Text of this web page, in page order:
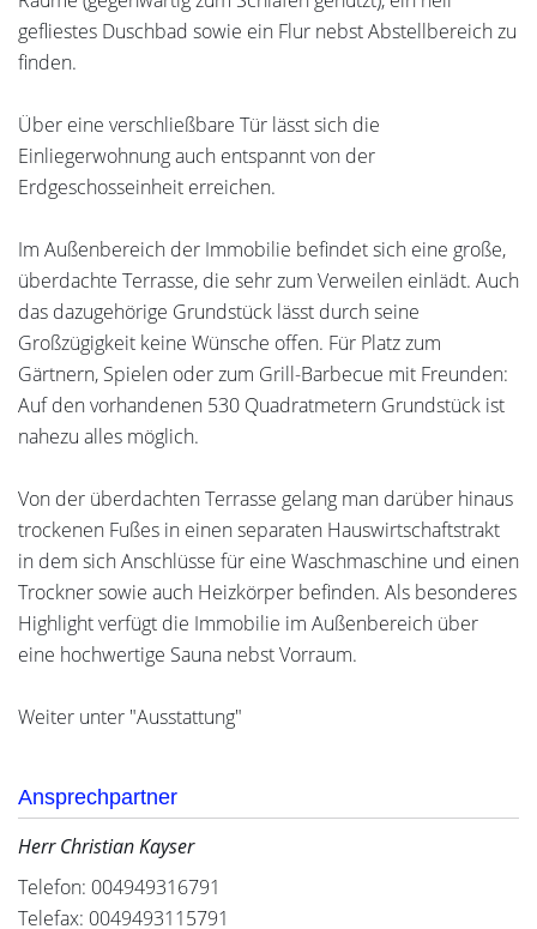
gefliestes Duschbad sowie ein Flur nebst Abstellbereich zu
finden.
Über eine verschließbare Tür lässt sich die
Einliegerwohnung auch entspannt von der
Erdgeschosseinheit erreichen.
Im Außenbereich der Immobilie befindet sich eine große,
überdachte Terrasse, die sehr zum Verweilen einlädt. Auch
das dazugehörige Grundstück lässt durch seine
Großzügigkeit keine Wünsche offen. Für Platz zum
Gärtnern, Spielen oder zum Grill-Barbecue mit Freunden:
Auf den vorhandenen 530 Quadratmetern Grundstück ist
nahezu alles möglich.
Von der überdachten Terrasse gelang man darüber hinaus
trockenen Fußes in einen separaten Hauswirtschaftstrakt
in dem sich Anschlüsse für eine Waschmaschine und einen
Trockner sowie auch Heizkörper befinden. Als besonderes
Highlight verfügt die Immobilie im Außenbereich über
eine hochwertige Sauna nebst Vorraum.
Weiter unter "Ausstattung"
Ansprechpartner
Herr Christian Kayser
Telefon: 004949316791
Telefax: 0049493115791